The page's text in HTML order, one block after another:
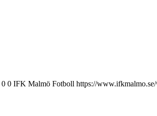
0 0 IFK Malmö Fotboll https://